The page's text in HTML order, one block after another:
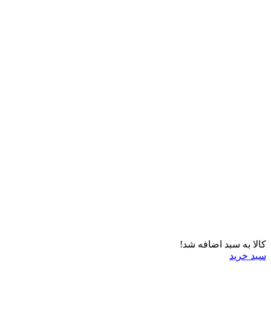
کالا به سبد اضافه شد!
سبد خرید